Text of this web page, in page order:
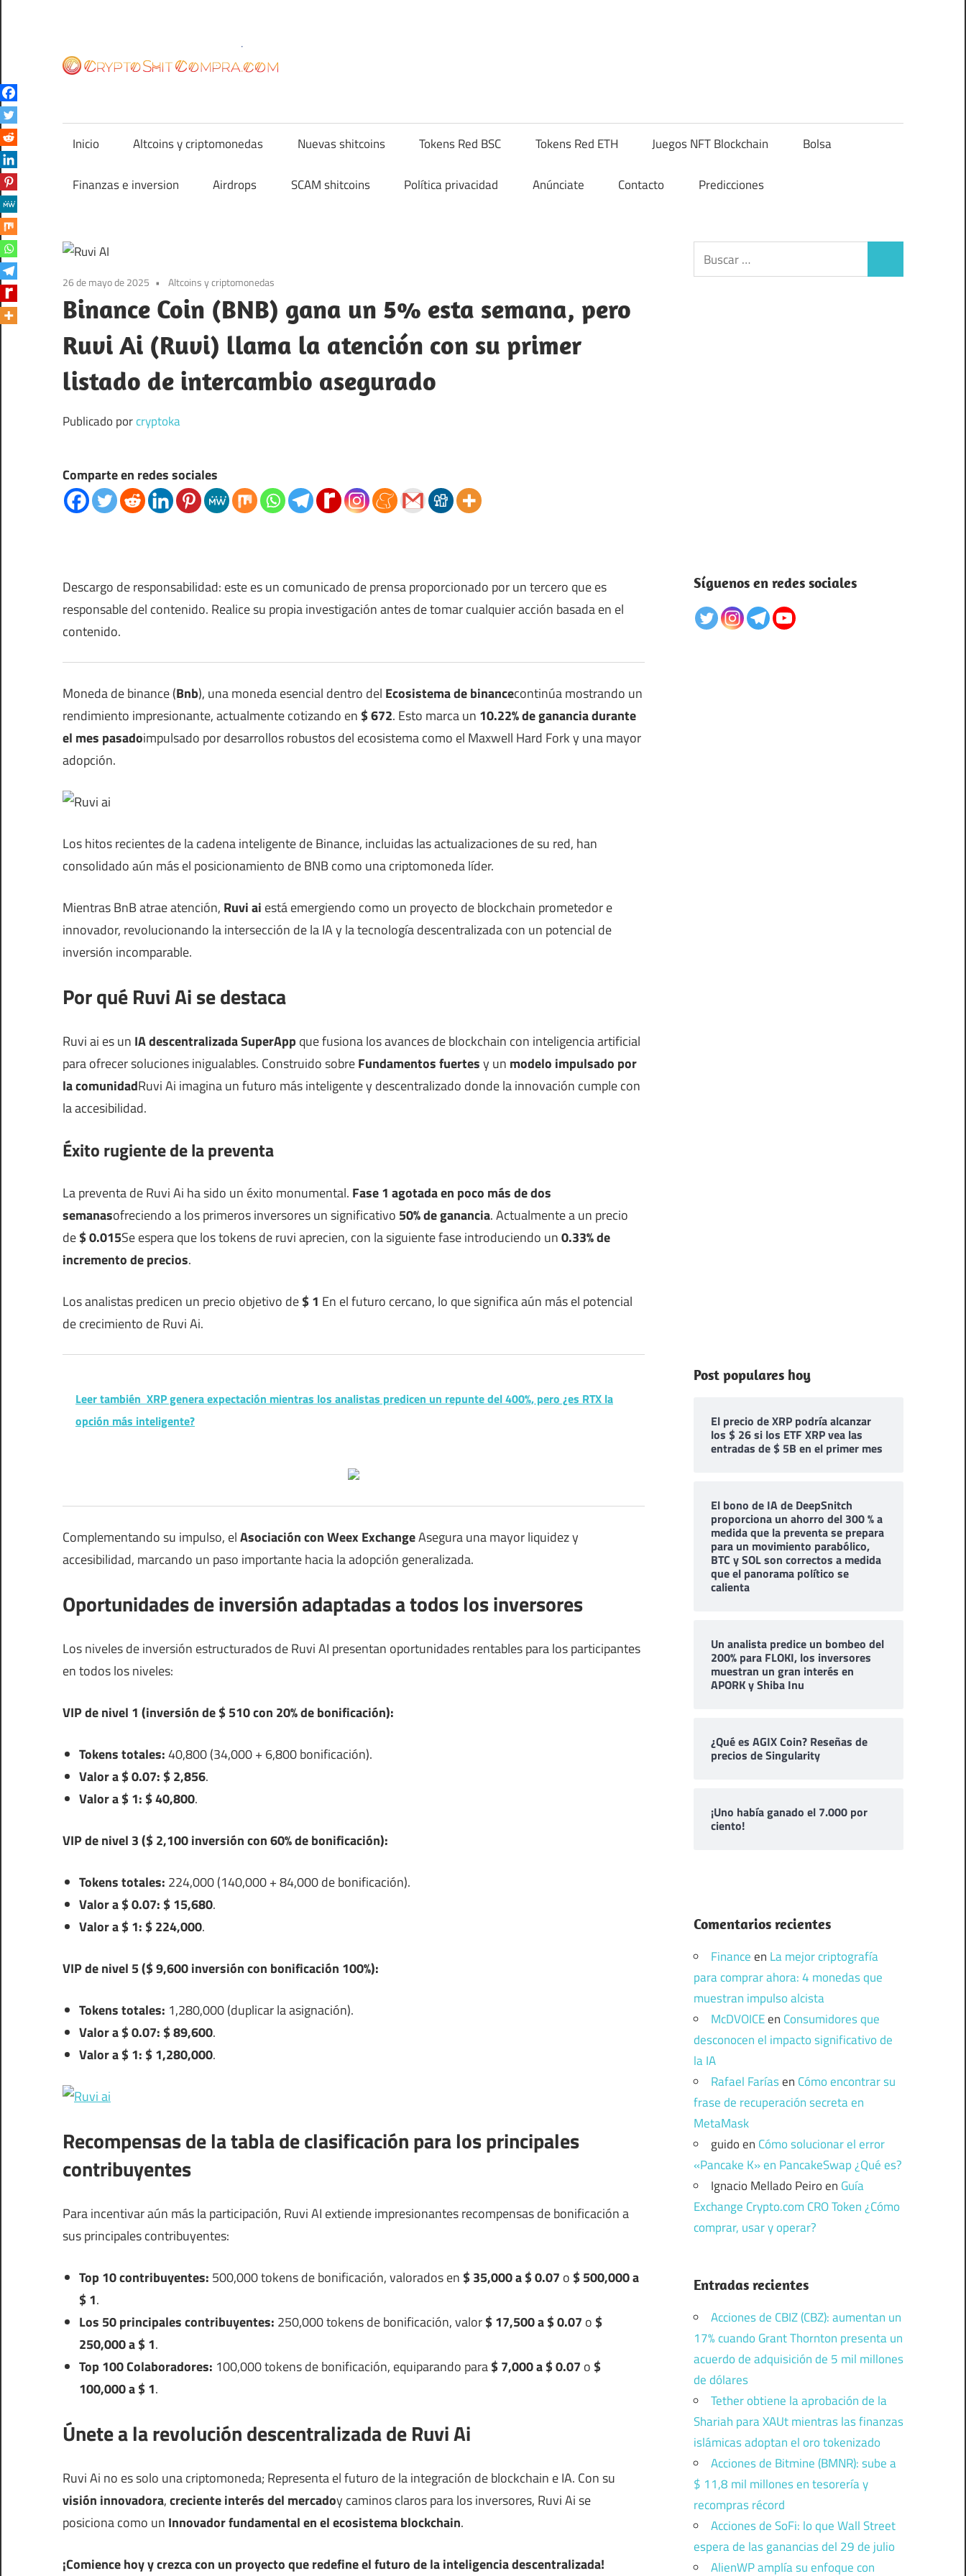
Inicio Altcoins y criptomonedas Nuevas shitcoins Tokens Red BSC Tokens Red ETH Juegos NFT Blockchain Bolsa
Finanzas e inversion Airdrops SCAM shitcoins Política privacidad Anúnciate Contacto Predicciones
26 de mayo de 2025 Altcoins y criptomonedas
Binance Coin (BNB) gana un 5% esta semana, pero
Ruvi Ai (Ruvi) llama la atención con su primer
listado de intercambio asegurado
Publicado porcryptoka
Comparte en redes sociales
Descargo de responsabilidad: este es un comunicado de prensa proporcionado por un tercero que es
responsable del contenido. Realice su propia investigación antes de tomar cualquier acción basada en el
contenido.
Moneda de binance (Bnb), una moneda esencial dentro del Ecosistema de binancecontinúa mostrando un
rendimiento impresionante, actualmente cotizando en $ 672. Esto marca un 10.22% de ganancia durante
el mes pasadoimpulsado por desarrollos robustos del ecosistema como el Maxwell Hard Fork y una mayor
adopción.
Los hitos recientes de la cadena inteligente de Binance, incluidas las actualizaciones de su red, han
consolidado aún más el posicionamiento de BNB como una criptomoneda líder.
Mientras BnB atrae atención, Ruvi ai está emergiendo como un proyecto de blockchain prometedor e
innovador, revolucionando la intersección de la IA y la tecnología descentralizada con un potencial de
inversión incomparable.
Por qué Ruvi Ai se destaca
Ruvi ai es un IA descentralizada SuperApp que fusiona los avances de blockchain con inteligencia artificial
para ofrecer soluciones inigualables. Construido sobreFundamentos fuertesy un modelo impulsado por
la comunidadRuvi Ai imagina un futuro más inteligente y descentralizado donde la innovación cumple con
la accesibilidad.
Éxito rugiente de la preventa
La preventa de Ruvi Ai ha sido un éxito monumental. Fase 1 agotada en poco más de dos
semanasofreciendo a los primeros inversores un significativo 50% de ganancia. Actualmente a un precio
de$ 0.015Se espera que los tokens de ruvi aprecien, con la siguiente fase introduciendo un0.33% de
incremento de precios.
Los analistas predicen un precio objetivo de$ 1 En el futuro cercano, lo que significa aún más el potencial
de crecimiento de Ruvi Ai.
Leer también XRP genera expectación mientras los analistas predicen un repunte del 400%, pero ¿es RTX la
opción más inteligente?
Complementando su impulso, elAsociación con Weex ExchangeAsegura una mayor liquidez y
accesibilidad, marcando un paso importante hacia la adopción generalizada.
Oportunidades de inversión adaptadas a todos los inversores
Los niveles de inversión estructurados de Ruvi AI presentan oportunidades rentables para los participantes
en todos los niveles:
VIP de nivel 1 (inversión de $ 510 con 20% de bonificación):
Tokens totales:40,800 (34,000 + 6,800 bonificación).
Valor a $ 0.07: $ 2,856.
Valor a $ 1: $ 40,800.
VIP de nivel 3 ($ 2,100 inversión con 60% de bonificación):
Tokens totales: 224,000 (140,000 + 84,000 de bonificación).
Valor a $ 0.07: $ 15,680.
Valor a $ 1: $ 224,000.
VIP de nivel 5 ($ 9,600 inversión con bonificación 100%):
Tokens totales: 1,280,000 (duplicar la asignación).
Valor a $ 0.07: $ 89,600.
Valor a $ 1: $ 1,280,000.
Recompensas de la tabla de clasificación para los principales
contribuyentes
Para incentivar aún más la participación, Ruvi AI extiende impresionantes recompensas de bonificación a
sus principales contribuyentes:
Top 10 contribuyentes: 500,000 tokens de bonificación, valorados en $ 35,000 a $ 0.07 o $ 500,000 a
$ 1.
Los 50 principales contribuyentes: 250,000 tokens de bonificación, valor$ 17,500 a $ 0.07 o $
250,000 a $ 1.
Top 100 Colaboradores: 100,000 tokens de bonificación, equiparando para$ 7,000 a $ 0.07 o $
100,000 a $ 1.
Únete a la revolución descentralizada de Ruvi Ai
Ruvi Ai no es solo una criptomoneda; Representa el futuro de la integración de blockchain e IA. Con su
visión innovadora,creciente interés del mercadoy caminos claros para los inversores, Ruvi Ai se
posiciona como un Innovador fundamental en el ecosistema blockchain.
¡Comience hoy y crezca con un proyecto que redefine el futuro de la inteligencia descentralizada!
Buscar:
Síguenos en redes sociales
Post populares hoy
El precio de XRP podría alcanzar
los $ 26 si los ETF XRP vea las
entradas de $ 5B en el primer mes
El bono de IA de DeepSnitch
proporciona un ahorro del 300 % a
medida que la preventa se prepara
para un movimiento parabólico,
BTC y SOL son correctos a medida
que el panorama político se
calienta
Un analista predice un bombeo del
200% para FLOKI, los inversores
muestran un gran interés en
APORK y Shiba Inu
¿Qué es AGIX Coin? Reseñas de
precios de Singularity
¡Uno había ganado el 7.000 por
ciento!
Comentarios recientes
Financeen La mejor criptografía
para comprar ahora: 4 monedas que
muestran impulso alcista
McDVOICEen Consumidores que
desconocen el impacto significativo de
la IA
Rafael Faríasen Cómo encontrar su
frase de recuperación secreta en
MetaMask
guidoen Cómo solucionar el error
«Pancake K» en PancakeSwap ¿Qué es?
Ignacio Mellado Peiroen Guía
Exchange Crypto.com CRO Token ¿Cómo
comprar, usar y operar?
Entradas recientes
Acciones de CBIZ (CBZ): aumentan un
17% cuando Grant Thornton presenta un
acuerdo de adquisición de 5 mil millones
de dólares
Tether obtiene la aprobación de la
Shariah para XAUt mientras las finanzas
islámicas adoptan el oro tokenizado
Acciones de Bitmine (BMNR): sube a
$ 11,8 mil millones en tesorería y
recompras récord
Acciones de SoFi: lo que Wall Street
espera de las ganancias del 29 de julio
AlienWP amplía su enfoque con